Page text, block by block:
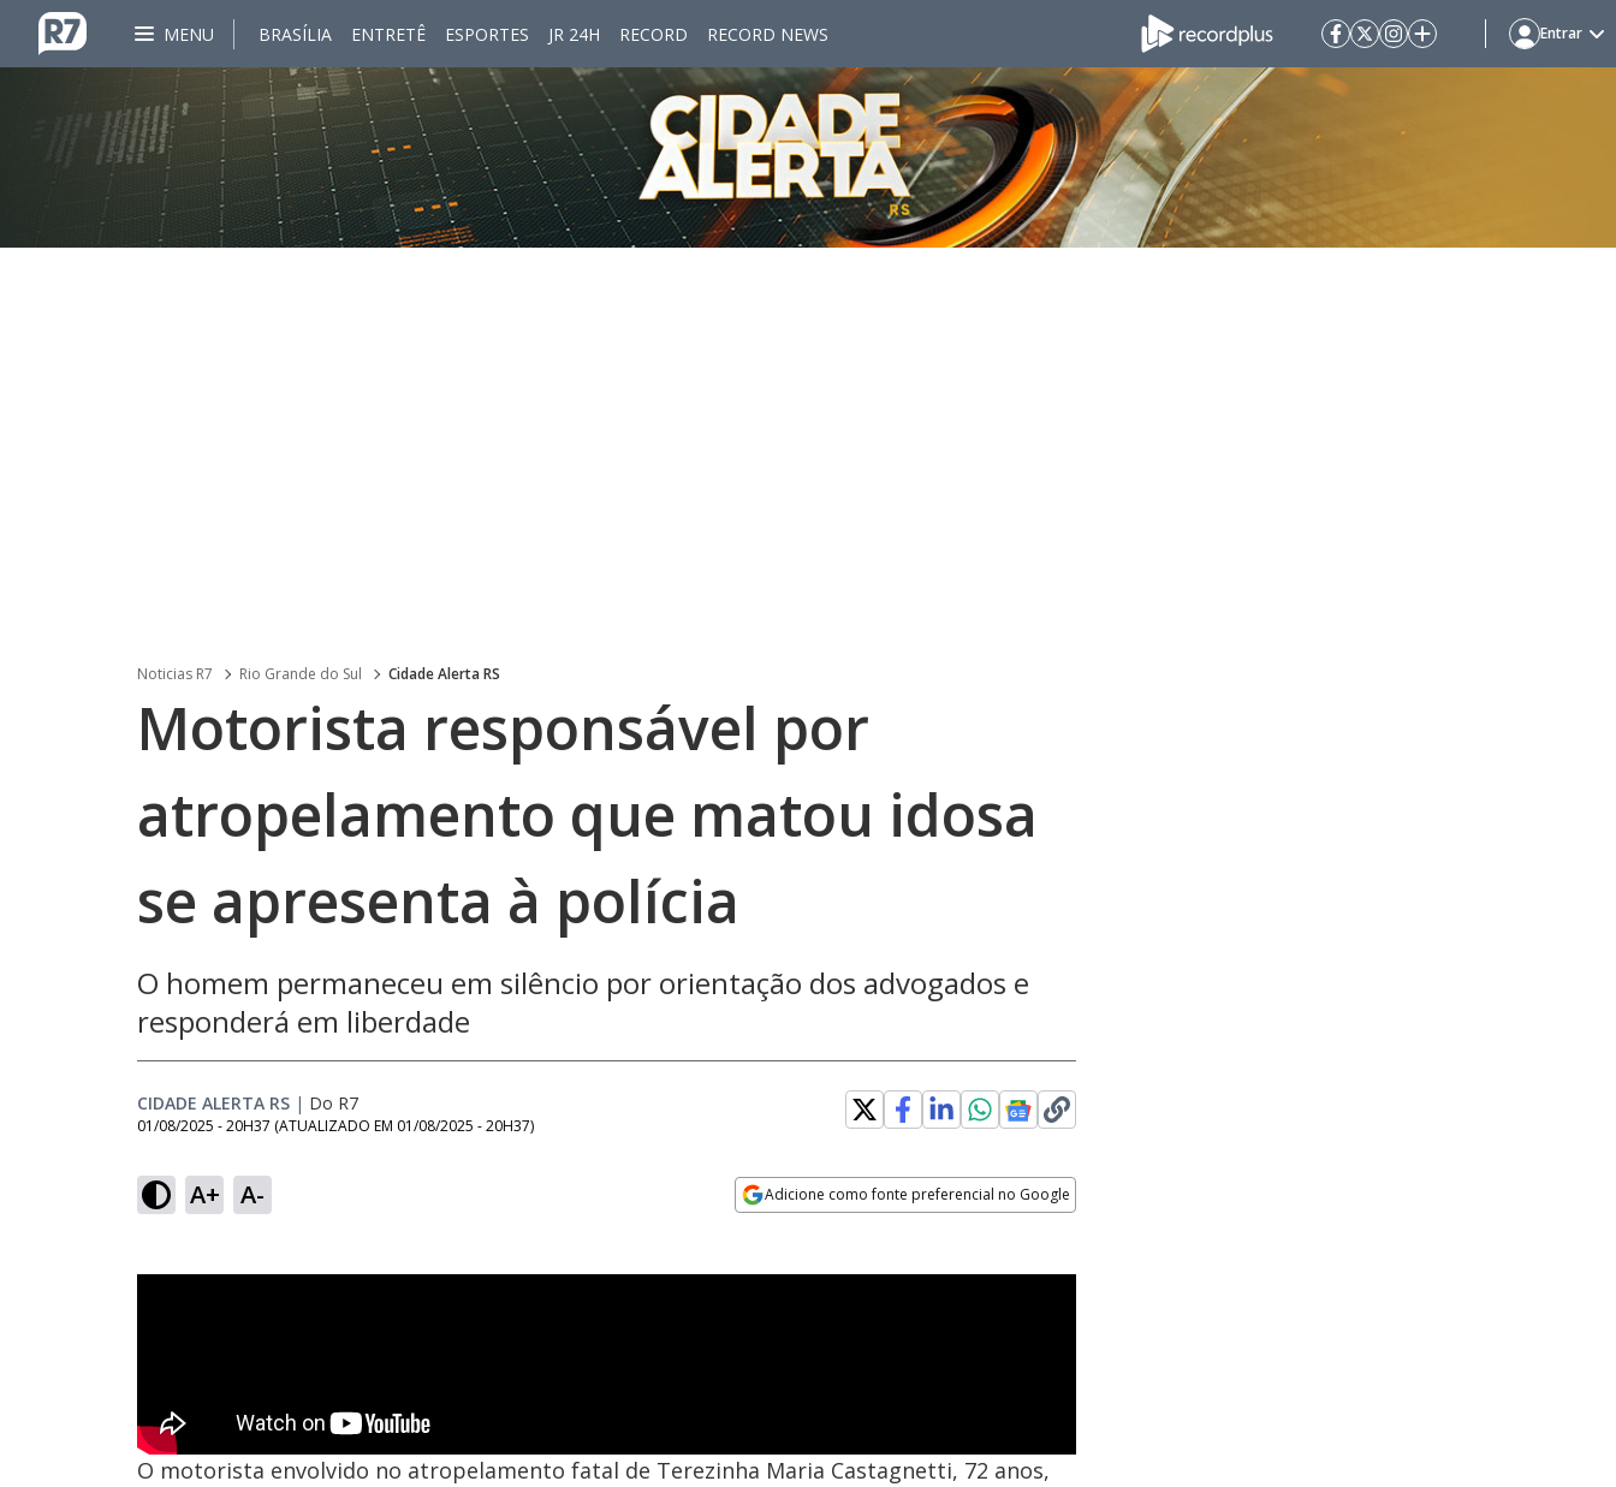
MENU BRASÍLIA ENTRETÊ ESPORTES JR 24H RECORD RECORD NEWS Entrar
Noticias R7 Rio Grande do Sul Cidade Alerta RS
Motorista responsável por
atropelamento que matou idosa
se apresenta à polícia
O homem permaneceu em silêncio por orientação dos advogados e
responderá em liberdade
CIDADE ALERTA RS | Do R7
01/08/2025 - 20H37 (ATUALIZADO EM 01/08/2025 - 20H37)
A+ A- Adicione como fonte preferencial no Google
O motorista envolvido no atropelamento fatal de Terezinha Maria Castagnetti, 72 anos,